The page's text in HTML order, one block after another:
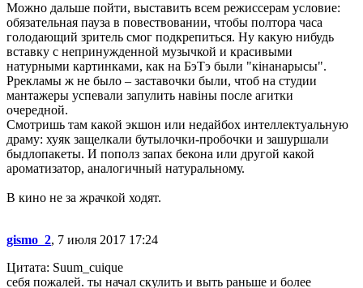
Можно дальше пойти, выставить всем режиссерам условие:
обязательная пауза в повествовании, чтобы полтора часа
голодающий зритель смог подкрепиться. Ну какую нибудь
вставку с непринужденной музычкой и красивыми
натурными картинками, как на БэТэ были "кiнанарысы".
Ррекламы ж не было – заставочки были, чтоб на студии
мантажеры успевали запулить навiны после агитки
очередной.
Смотришь там какой экшон или недайбох интеллектуальную
драму: хуяк защелкали бутылочки-пробочки и зашуршали
быдлопакеты. И пополз запах бекона или другой какой
ароматизатор, аналогичный натуральному.
В кино не за жрачкой ходят.
gismo_2, 7 июля 2017 17:24
Цитата: Suum_cuique
себя пожалей. ты начал скулить и выть раньше и более